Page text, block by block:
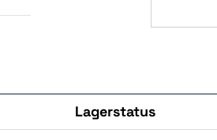
Lagerstatus